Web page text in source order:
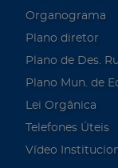
Organograma
Plano diretor
Plano de Des.
Plano Mun. de
Lei Orgânica
Telefones Úteis
Vídeo